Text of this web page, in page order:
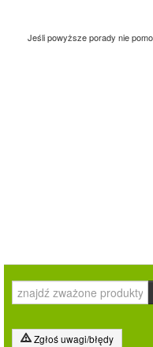
Jeśli powyższe porady nie
Zgłoś uwagi/błędy